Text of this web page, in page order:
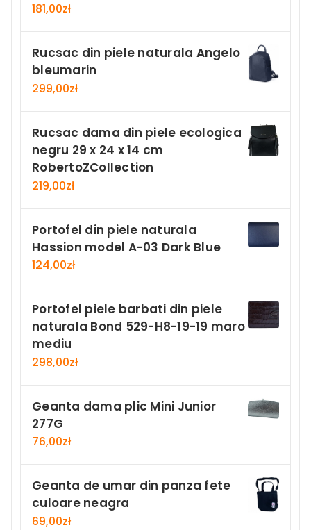
181,00zł
Rucsac din piele naturala Angelo
bleumarin
299,00zł
Rucsac dama din piele ecologica
negru 29 x 24 x 14 cm
RobertoZCollection
219,00zł
Portofel din piele naturala
Hassion model A-03 Dark Blue
124,00zł
Portofel piele barbati din piele
naturala Bond 529-H8-19-19 maro
mediu
298,00zł
Geanta dama plic Mini Junior
277G
76,00zł
Geanta de umar din panza fete
culoare neagra
69,00zł